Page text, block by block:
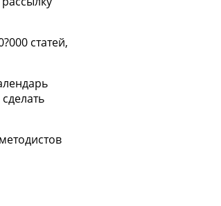
статей,